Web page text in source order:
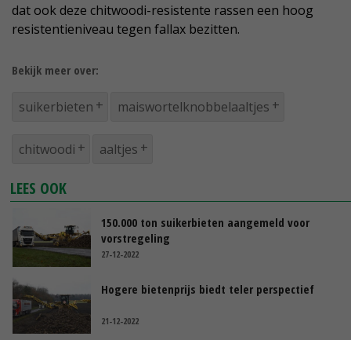
dat ook deze chitwoodi-resistente rassen een hoog
resistentieniveau tegen fallax bezitten.
Bekijk meer over:
suikerbieten maiswortelknobbelaaltjes
chitwoodi aaltjes
LEES OOK
150.000 ton suikerbieten aangemeld voor
vorstregeling
27-12-2022
Hogere bietenprijs biedt teler perspectief
21-12-2022